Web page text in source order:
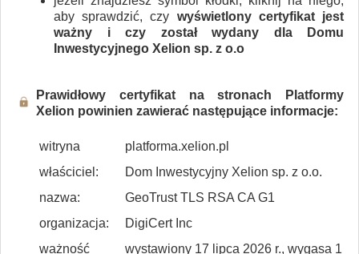
aby sprawdzić, czy wyświetlony certyfikat jest
ważny i czy został wydany dla Domu
Inwestycyjnego Xelion sp. z o.o
Prawidłowy certyfikat na stronach Platformy
Xelion powinien zawierać następujące informacje:
witryna
platforma.xelion.pl
właściciel:
Dom Inwestycyjny Xelion sp. z o.o.
nazwa:
GeoTrust TLS RSA CA G1
organizacja:
DigiCert Inc
ważność
wystawiony 17 lipca 2026 r., wygasa 1